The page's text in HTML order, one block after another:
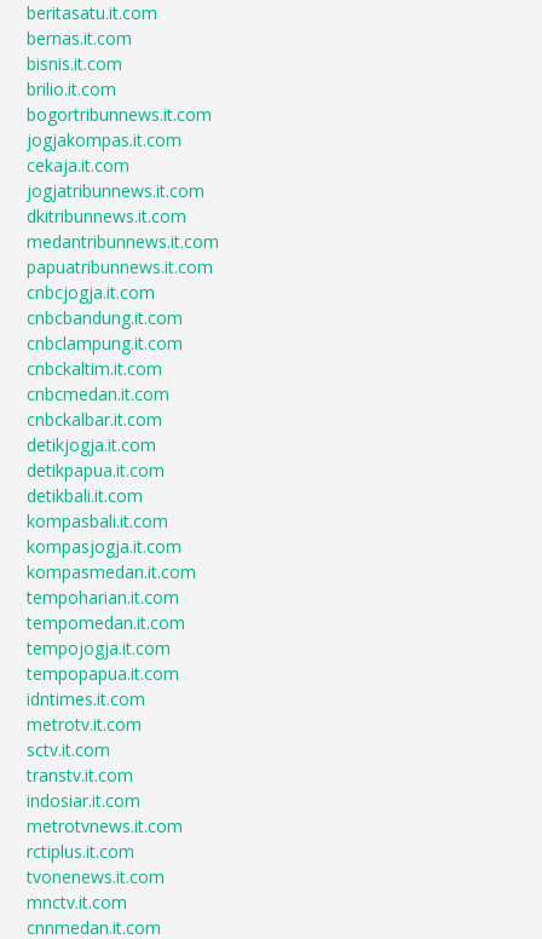
beritasatu.it.com
bernas.it.com
bisnis.it.com
brilio.it.com
bogortribunnews.it.com
jogjakompas.it.com
cekaja.it.com
jogjatribunnews.it.com
dkitribunnews.it.com
medantribunnews.it.com
papuatribunnews.it.com
cnbcjogja.it.com
cnbcbandung.it.com
cnbclampung.it.com
cnbckaltim.it.com
cnbcmedan.it.com
cnbckalbar.it.com
detikjogja.it.com
detikpapua.it.com
detikbali.it.com
kompasbali.it.com
kompasjogja.it.com
kompasmedan.it.com
tempoharian.it.com
tempomedan.it.com
tempojogja.it.com
tempopapua.it.com
idntimes.it.com
metrotv.it.com
sctv.it.com
transtv.it.com
indosiar.it.com
metrotvnews.it.com
rctiplus.it.com
tvonenews.it.com
mnctv.it.com
cnnmedan.it.com